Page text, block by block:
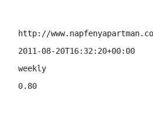
http://
2011-08-20T16:32:20+00:00
weekly
0.80